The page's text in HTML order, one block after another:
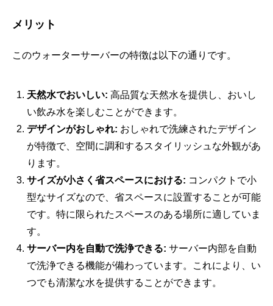
メリット
このウォーターサーバーの特徴は以下の通りです。
天然水でおいしい: 高品質な天然水を提供し、おいし
い飲み水を楽しむことができます。
デザインがおしゃれ: おしゃれで洗練されたデザイン
が特徴で、空間に調和するスタイリッシュな外観があ
ります。
サイズが小さく省スペースにおける: コンパクトで小
型なサイズなので、省スペースに設置することが可能
です。特に限られたスペースのある場所に適していま
す。
サーバー内を自動で洗浄できる: サーバー内部を自動
で洗浄できる機能が備わっています。これにより、い
つでも清潔な水を提供することができます。